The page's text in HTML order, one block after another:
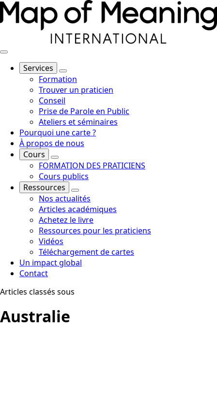
Services
Formation
Trouver un praticien
Conseil
Prise de Parole en Public
Ateliers et séminaires
Pourquoi une carte ?
À propos de nous
Cours
FORMATION DES PRATICIENS
Cours publics
Ressources
Nos actualités
Articles académiques
Achetez le livre
Ressources pour les praticiens
Vidéos
Téléchargement de cartes
Un impact global
Contact
Articles classés sous
Australie